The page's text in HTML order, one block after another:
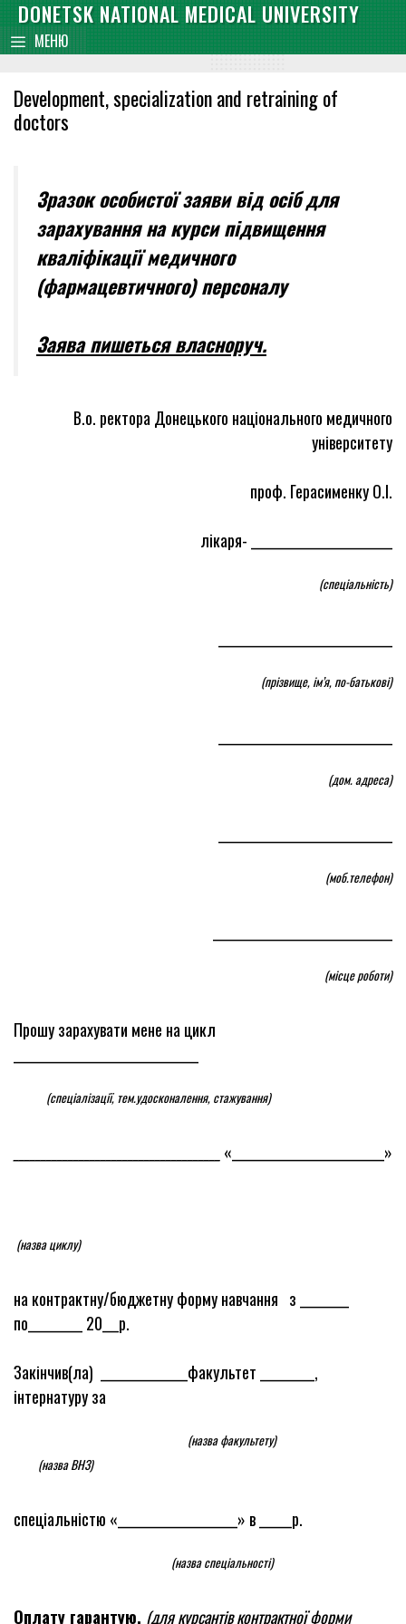
content
Skip
to
content
DONETSK NATIONAL MEDICAL UNIVERSITY
МЕНЮ
Development, specialization and retraining of
doctors
Зразок особистої заяви від осібдля
зарахування на курси підвищення
кваліфікації медичного
(фармацевтичного) персоналу
Заява пишетьсявласноруч.
В.о. ректора Донецького національного медичного
університету
проф. Герасименку О.І.
лікаря- __________________________
(спеціальність)
(прізвище, ім’я, по-батькові)
(дом. адреса)
(моб.телефон)
(місце роботи)
Прошу зарахувати мене на цикл
(спеціалізації, тем.удосконалення, стажування)
«____________________________»
(назва циклу)
на контрактну/бюджетну форму навчання з _________
по__________ 20___р.
Закінчив(ла) ________________факультет __________,
інтернатуру за
(назва факультету)
(назва ВНЗ)
спеціальністю «______________________» в ______р.
(назва спеціальності)
Оплату гарантую. (для курсантів контрактної форми